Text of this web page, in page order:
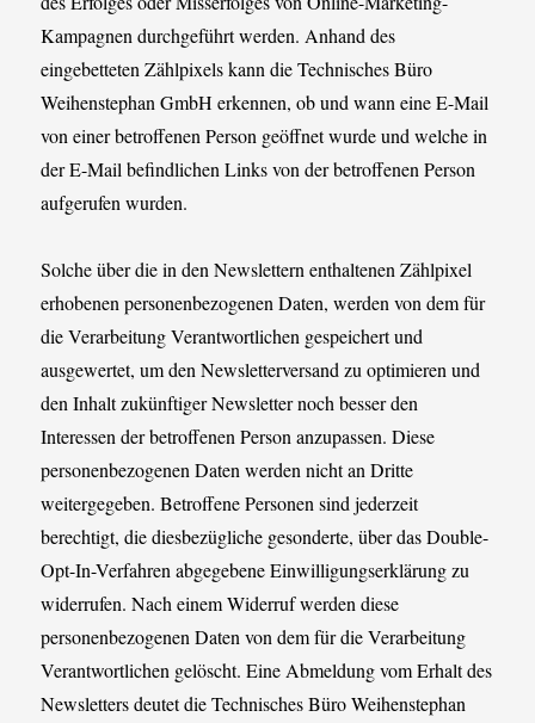
Kampagnen durchgeführt werden. Anhand des
eingebetteten Zählpixels kann die Technisches Büro
Weihenstephan GmbH erkennen, ob und wann eine E-Mail
von einer betroffenen Person geöffnet wurde und welche in
der E-Mail befindlichen Links von der betroffenen Person
aufgerufen wurden.
Solche über die in den Newslettern enthaltenen Zählpixel
erhobenen personenbezogenen Daten, werden von dem für
die Verarbeitung Verantwortlichen gespeichert und
ausgewertet, um den Newsletterversand zu optimieren und
den Inhalt zukünftiger Newsletter noch besser den
Interessen der betroffenen Person anzupassen. Diese
personenbezogenen Daten werden nicht an Dritte
weitergegeben. Betroffene Personen sind jederzeit
berechtigt, die diesbezügliche gesonderte, über das Double-
Opt-In-Verfahren abgegebene Einwilligungserklärung zu
widerrufen. Nach einem Widerruf werden diese
personenbezogenen Daten von dem für die Verarbeitung
Verantwortlichen gelöscht. Eine Abmeldung vom Erhalt des
Newsletters deutet die Technisches Büro Weihenstephan